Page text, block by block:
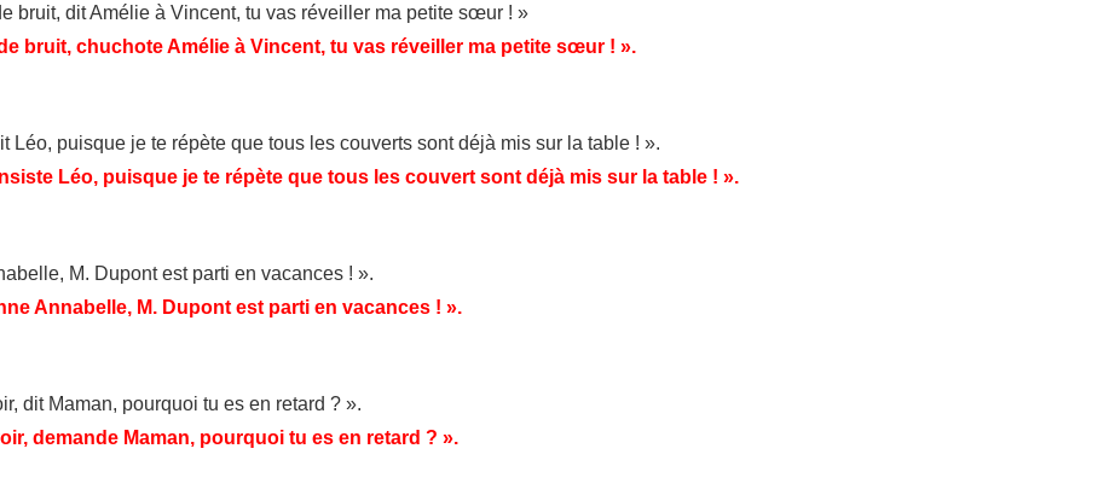
bruit, dit Amélie à Vincent, tu vas réveiller ma petite sœur ! »
bruit, chuchote Amélie à Vincent, tu vas réveiller ma petite sœur ! ».
Léo, puisque je te répète que tous les couverts sont déjà mis sur la table ! ».
Léo, puisque je te répète que tous les couvert sont déjà mis sur la table ! ».
M. Dupont est parti en vacances ! ».
Annabelle, M. Dupont est parti en vacances ! ».
dit Maman, pourquoi tu es en retard ? ».
demande Maman, pourquoi tu es en retard ? ».